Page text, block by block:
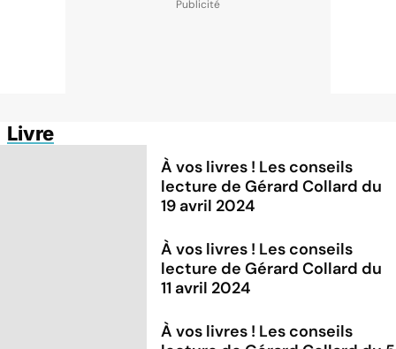
Livre
À vos livres ! Les conseils
lecture de Gérard Collard du
19 avril 2024
À vos livres ! Les conseils
lecture de Gérard Collard du
11 avril 2024
À vos livres ! Les conseils